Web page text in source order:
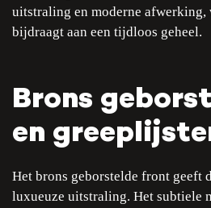
uitstraling en moderne afwerking,
bijdraagt aan een tijdloos geheel.
Brons
en
Het brons geborstelde front geeft
luxueuze uitstraling. Het subtiele